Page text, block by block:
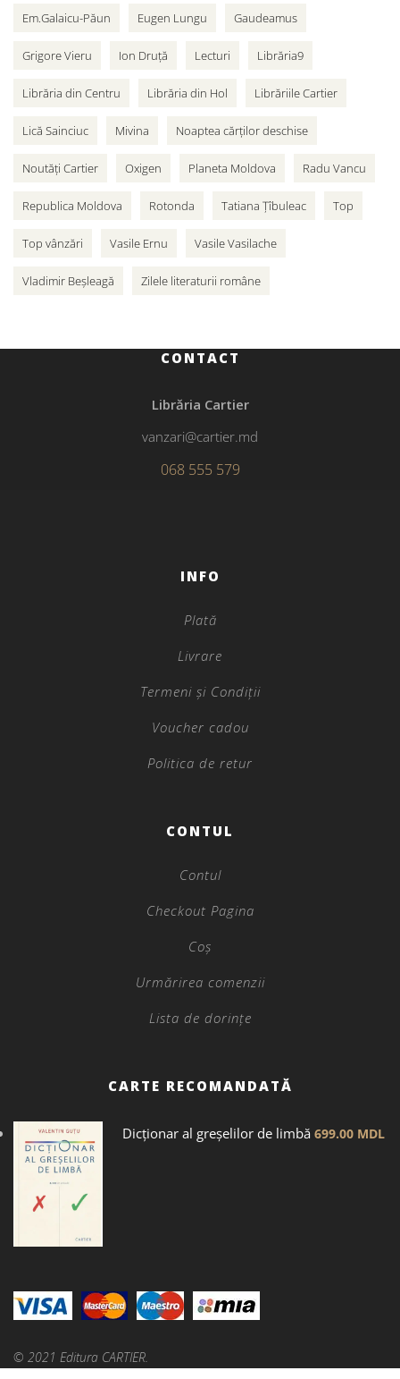
Em.Galaicu-Păun Eugen Lungu Gaudeamus
Grigore Vieru Ion Druță Lecturi Librăria9
Librăria din Centru Librăria din Hol Librăriile Cartier
Lică Sainciuc Mivina Noaptea cărților deschise
Noutăți Cartier Oxigen Planeta Moldova Radu Vancu
Republica Moldova Rotonda Tatiana Țîbuleac Top
Top vânzări Vasile Ernu Vasile Vasilache
Vladimir Beșleagă Zilele literaturii române
CONTACT
Librăria Cartier
vanzari@cartier.md
068 555 579
INFO
Plată
Livrare
Termeni și Condiții
Voucher cadou
Politica de retur
CONTUL
Contul
Checkout Pagina
Coș
Urmărirea comenzii
Lista de dorințe
CARTE RECOMANDATĂ
Dicţionar al greșelilor de limbă 699.00 MDL
© 2021 Editura CARTIER.